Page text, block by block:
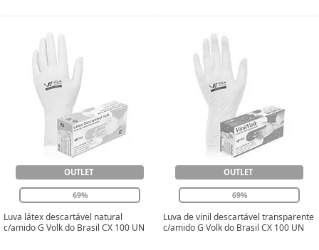
OUTLET
69%
Luva látex descartável natural
c/amido G Volk do Brasil CX 100 UN
OUTLET
69%
Luva de vinil descartável transparente
c/amido G Volk do Brasil CX 100 UN